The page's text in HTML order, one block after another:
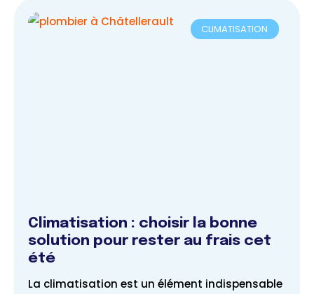
CLIMATISATION
Climatisation : choisir la bonne
solution pour rester au frais cet
été
La climatisation est un élément indispensable